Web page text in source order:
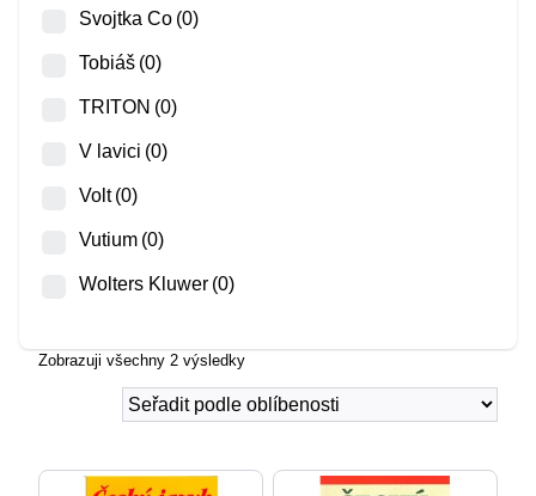
Svojtka Co (0)
Tobiáš (0)
TRITON (0)
V lavici (0)
Volt (0)
Vutium (0)
Wolters Kluwer (0)
Zobrazuji všechny 2 výsledky